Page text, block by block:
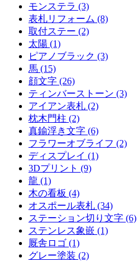
モンステラ (3)
表札リフォーム (8)
取付ステー (2)
太陽 (1)
ピアノブラック (3)
馬 (15)
顔文字 (26)
ティンバーストーン (3)
アイアン表札 (2)
枕木門柱 (2)
真鍮浮き文字 (6)
フラワーオブライフ (2)
ディスプレイ (1)
3Dプリント (9)
龍 (1)
木の看板 (4)
オスポール表札 (34)
ステーション切り文字 (6)
ステンレス象嵌 (1)
厩舎ロゴ (1)
グレー塗装 (2)